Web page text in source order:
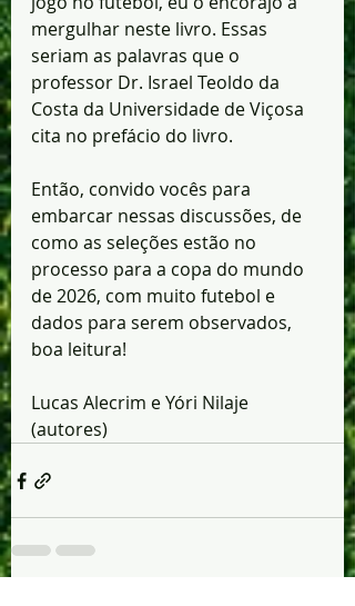
mergulhar neste livro. Essas
seriam as palavras que o
professor Dr. Israel Teoldo da
Costa da Universidade de Viçosa
cita no prefácio do livro.
Então, convido vocês para
embarcar nessas discussões, de
como as seleções estão no
processo para a copa do mundo
de 2026, com muito futebol e
dados para serem observados,
boa leitura!
Lucas Alecrim e Yóri Nilaje
(autores)